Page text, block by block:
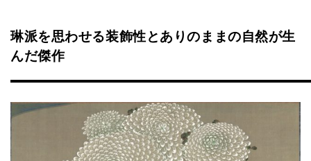
琳派を思わせる装飾性とありのままの自然が生
んだ傑作